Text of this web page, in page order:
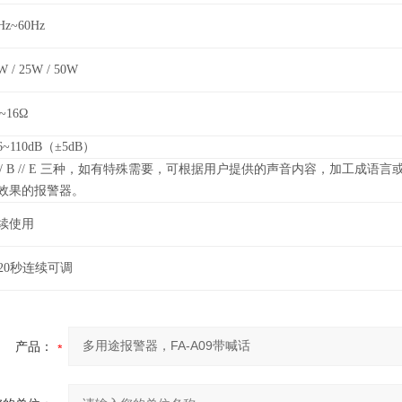
/ 25W / 50W
（±5dB）
B // E 三种，如有特殊需要，可根据用户提供的声音内容，加工成语言
果的报警器。
使用
秒连续可调
产品：